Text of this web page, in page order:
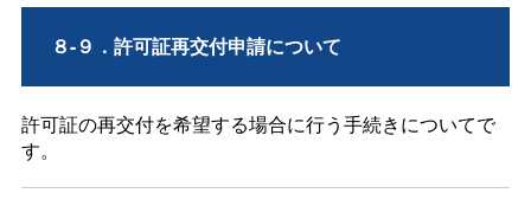
８-９．許可証再交付申請について
許可証の再交付を希望する場合に行う手続きについてで
す。